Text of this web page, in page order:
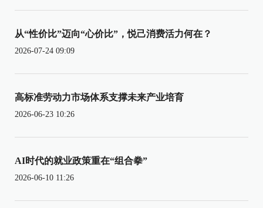
从“性价比”迈向“心价比”，悦己消费活力何在？
2026-07-24 09:09
高标准劳动力市场体系支撑未来产业培育
2026-06-23 10:26
AI时代的就业政策重在“组合拳”
2026-06-10 11:26